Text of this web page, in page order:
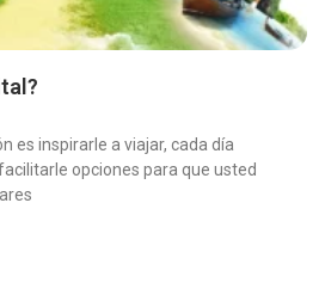
es inspirarle a viajar, cada día
opciones para que usted